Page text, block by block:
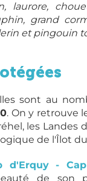
laurore,
grand
et pingouin
sont au
. On y retrouve
les Landes
de l'Îlot
d'Erquy - Cap
de son